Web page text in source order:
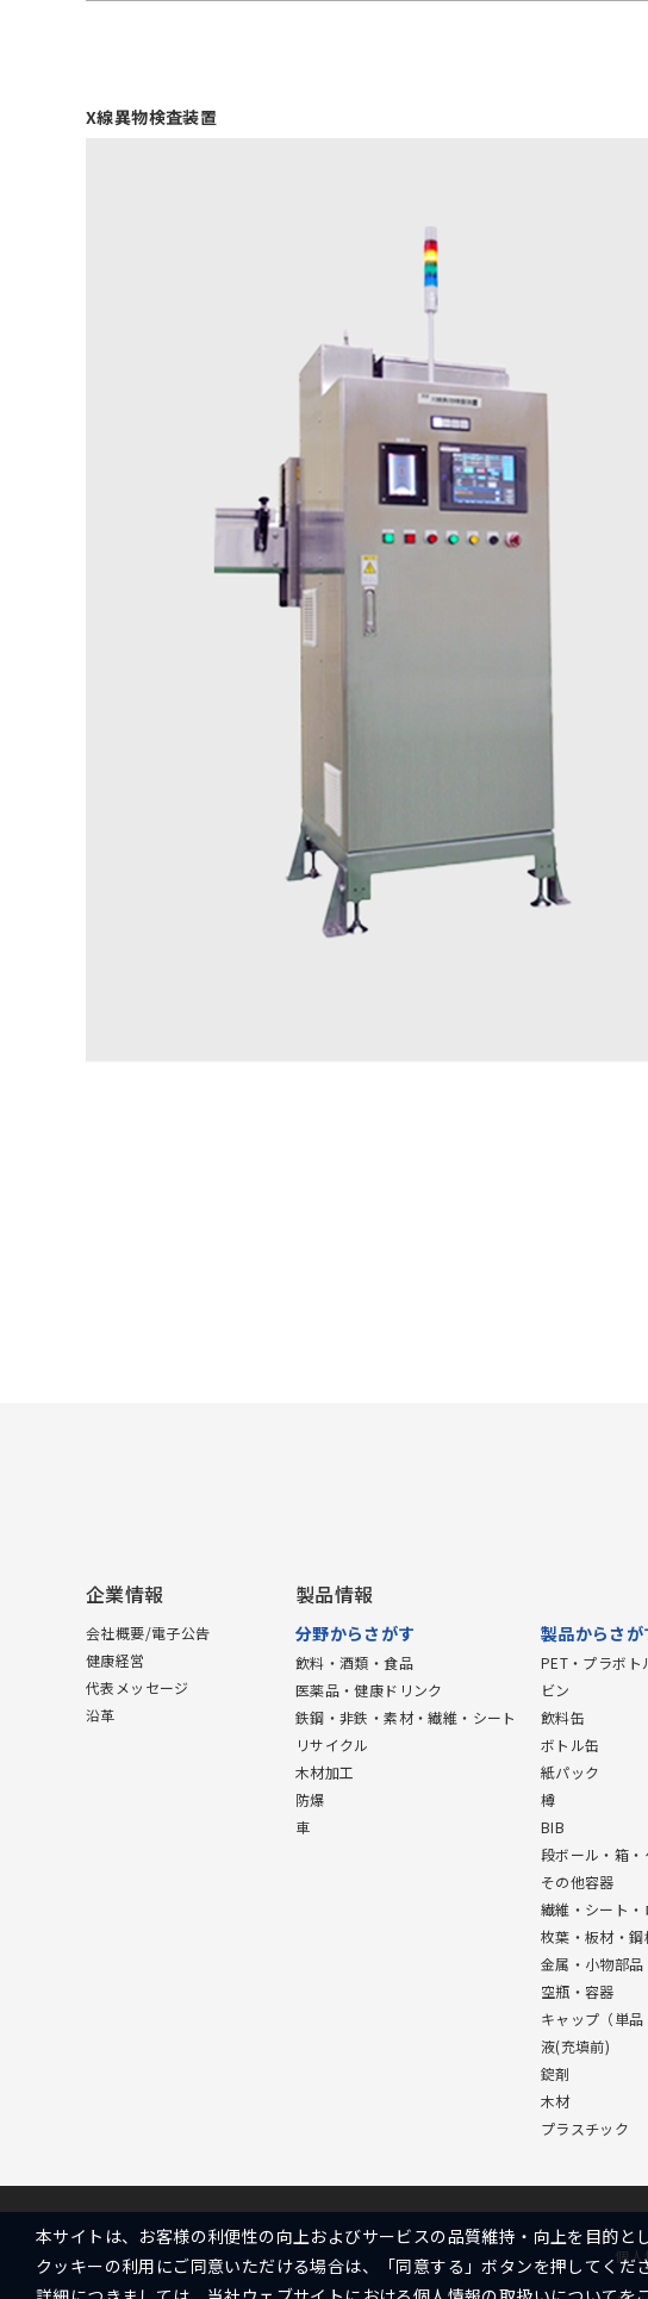
X線異物検査装置
本サイトは、お客様の利便性の向上およびサービスの品質維持・向上を目的と
クッキーの利用にご同意いただける場合は、「同意する」ボタンを押してくだ
企業情報
会社概要/電子公告
健康経営
代表メッセージ
沿革
製品情報
分野からさがす
飲料・酒類・食品
医薬品・健康ドリンク
鉄鋼・非鉄・素材・繊維・シート
リサイクル
木材加工
防爆
車
製品からさが
PET・プラボト
ビン
飲料缶
ボトル缶
紙パック
樽
BIB
段ボール・箱・
その他容器
繊維・シート
枚葉・板材・鋼
金属・小物部品
空瓶・容器
キャップ（単品
液(充填前)
錠剤
木材
プラスチック
個